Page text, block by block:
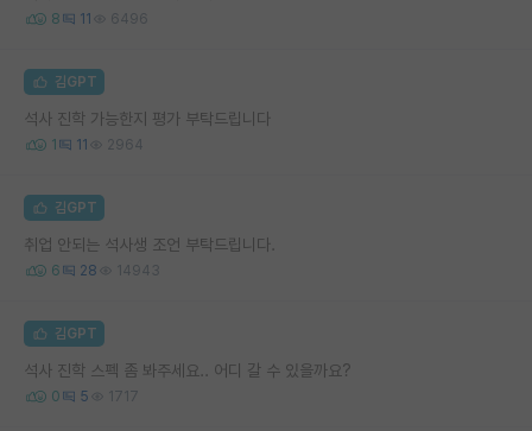
8 11 6496
김GPT
석사 진학 가능한지 평가 부탁드립니다
1 11 2964
김GPT
취업 안되는 석사생 조언 부탁드립니다.
6 28 14943
김GPT
석사 진학 스펙 좀 봐주세요.. 어디 갈 수 있을까요?
0 5 1717